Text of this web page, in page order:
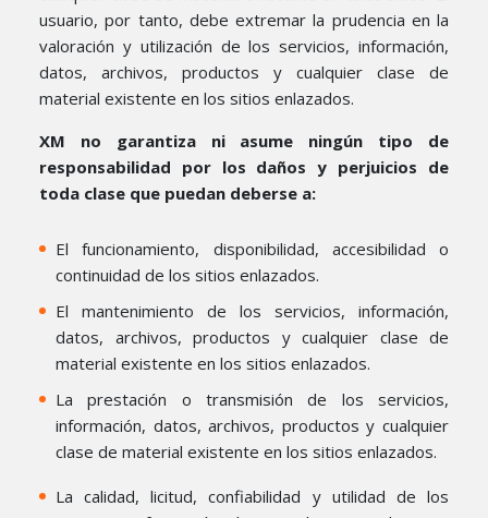
usuario, por tanto, debe extremar la prudencia en la
valoración y utilización de los servicios, información,
datos, archivos, productos y cualquier clase de
material existente en los sitios enlazados.
XM no garantiza ni asume ningún tipo de
responsabilidad por los daños y perjuicios de
toda clase que puedan deberse a:
El funcionamiento, disponibilidad, accesibilidad o
continuidad de los sitios enlazados.
El mantenimiento de los servicios, información,
datos, archivos, productos y cualquier clase de
material existente en los sitios enlazados.
La prestación o transmisión de los servicios,
información, datos, archivos, productos y cualquier
clase de material existente en los sitios enlazados.
La calidad, licitud, confiabilidad y utilidad de los